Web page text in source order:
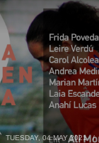
TUESDAY, 04 MAY 2021 /